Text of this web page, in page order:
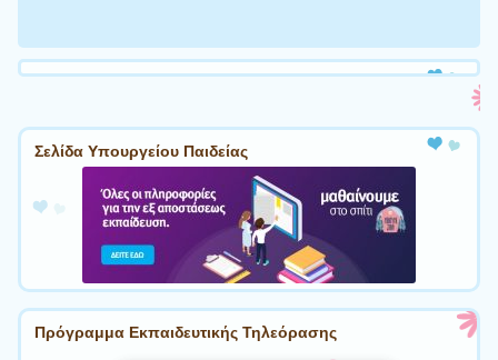
Σελίδα Υπουργείου Παιδείας
Πρόγραμμα Εκπαιδευτικής Τηλεόρασης